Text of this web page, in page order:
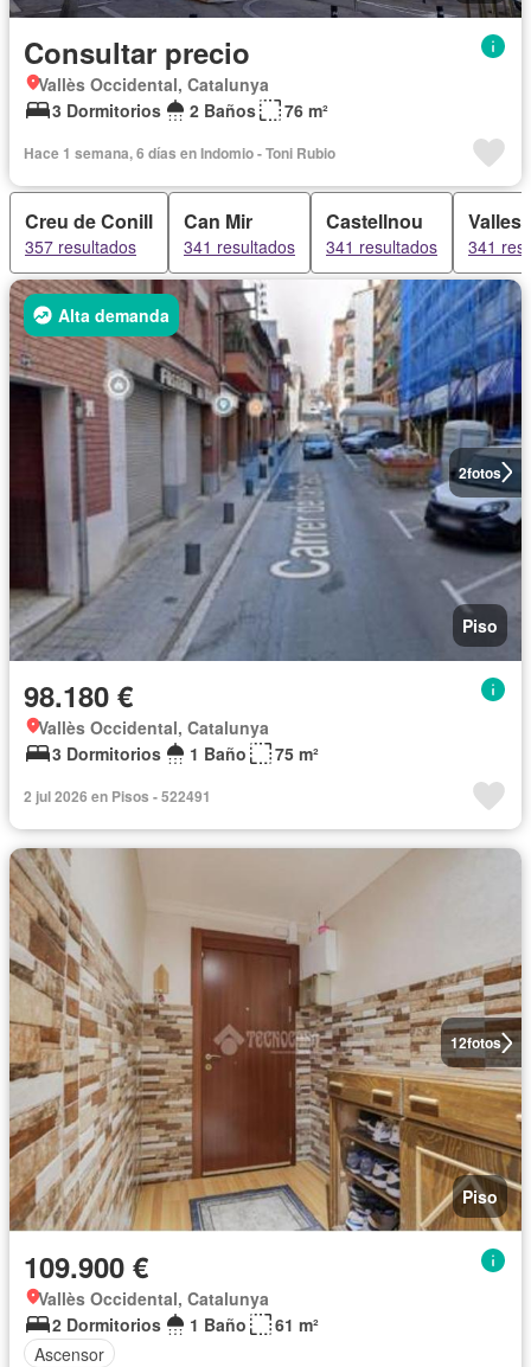
Consultar precio
Vallès Occidental, Catalunya
3 Dormitorios
2 Baños 76 m²
Hace 1 semana, 6 días en Indomio - Toni Rubio
Creu de Conill
357 resultados
Can Mir
341 resultados
Castellnou
341 resultados 341
2fotos
Alta demanda
Piso
98.180 €
Vallès Occidental, Catalunya
3 Dormitorios
1 Baño 75 m²
2 jul 2026 en Pisos - 522491
12fotos
Piso
109.900 €
Vallès Occidental, Catalunya
2 Dormitorios
1 Baño
61 m²
Ascensor